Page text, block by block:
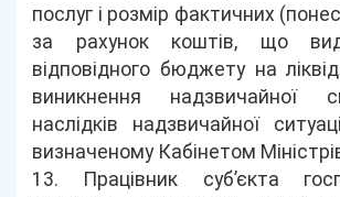
послуг і розмір фактичних
за рахунок коштів, що
відповідного бюджету на
виникнення надзвичайної
наслідків надзвичайної
визначеному Кабінетом
13. Працівник суб’єкта